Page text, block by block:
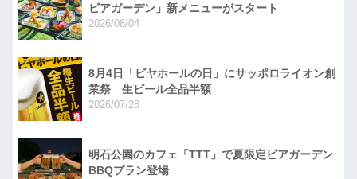
ビアガーデン」新メニューがスタート
2026/08/04
8月4日「ビヤホールの日」にサッポロライオン創
業祭 生ビール全品半額
2026/07/28
明石公園のカフェ「TTT」で夏限定ビアガーデン
BBQプラン登場